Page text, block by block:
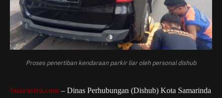
Proses penertiban kendaraan parkir liar oleh personal dishub
Suarastra.com – Dinas Perhubungan (Dishub) Kota Samarinda